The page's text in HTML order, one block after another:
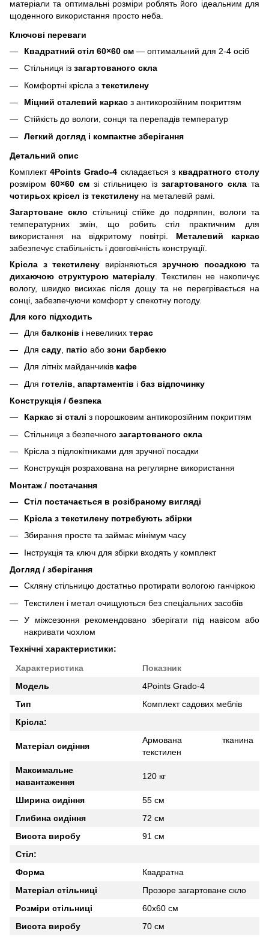
матеріали та оптимальні розміри роблять його ідеальним для
щоденного використання просто неба.
Ключові переваги
Квадратний стіл 60×60 см — оптимальний для 2-4 осіб
Стільниця із загартованого скла
Комфортні крісла з текстилену
Міцний сталевий каркас з антикорозійним покриттям
Стійкість до вологи, сонця та перепадів температур
Легкий догляд і компактне зберігання
Детальний опис
Комплект4Points Grado-4 складається з квадратного столу
розміром 60×60 см зі стільницею із загартованого скла та
чотирьох крісел із текстилену на металевій рамі.
Загартоване скло стільниці стійке до подряпин, вологи та
температурних змін, що робить стіл практичним для
використання на відкритому повітрі. Металевий каркас
забезпечує стабільність і довговічність конструкції.
Крісла з текстилену вирізняються зручною посадкоюта
дихаючою структурою матеріалу . Текстилен не накопичує
вологу, швидко висихає після дощу та не перегрівається на
сонці, забезпечуючи комфорт у спекотну погоду.
Для кого підходить
Для балконів і невеликих терас
Для саду патіо або зони барбекю
Для літніх майданчиків кафе
Для готелів апартаментів і баз відпочинку
Конструкція / безпека
Каркас зі сталі з порошковим антикорозійним покриттям
Стільниця з безпечного загартованого скла
Крісла з підлокітниками для зручної посадки
Конструкція розрахована на регулярне використання
Монтаж / постачання
Стіл постачається в розібраному вигляді
Крісла з текстилену потребують збірки
Збирання просте та займає мінімум часу
Інструкція та ключ для збірки входять у комплект
Догляд / зберігання
Скляну стільницю достатньо протирати вологою ганчіркою
Текстилен і метал очищуються без спеціальних засобів
У міжсезоння рекомендовано зберігати під навісом або
накривати чохлом
Технічні характеристики:
Характеристика
Показник
Модель
4Points Grado-4
Тип
Комплект садових меблів
Крісла:
Матеріал сидіння
Армована тканина
текстилен
Максимальне
навантаження
120 кг
Ширина сидіння
55 см
Глибина сидіння
72 см
Висота виробу
91 см
Стіл:
Форма
Квадратна
Матеріал стільниці
Прозоре загартоване скло
Розміри стільниці
60х60 см
Висота виробу
70 см